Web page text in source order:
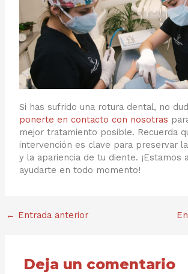
Si has sufrido una rotura dental, no
ponerte en contacto con nosotras
mejor tratamiento posible. Recuerda
intervención es clave para preservar
y la apariencia de tu diente. ¡Estamos
ayudarte en todo momento!
← Entrada anterior
Deja un comentario